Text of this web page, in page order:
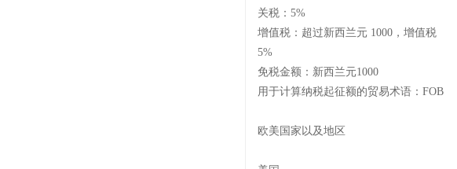
关税： 5%
增值税：超过新西兰元 1000，增值税
5%
免税金额：新西兰元1000
用于计算纳税起征额的贸易术语： FOB
欧美国家以及地区